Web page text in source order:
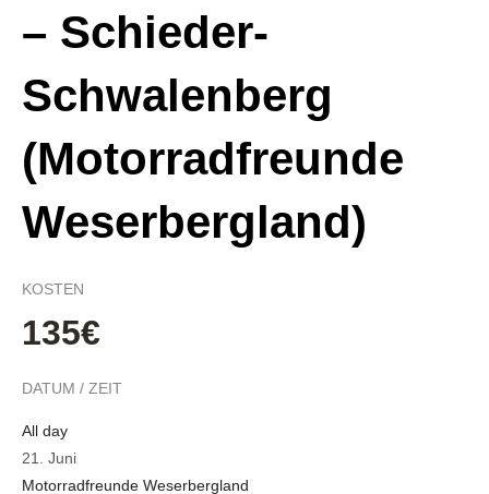
– Schieder-
Schwalenberg
(Motorradfreunde
Weserbergland)
KOSTEN
135€
DATUM / ZEIT
All day
21. Juni
Motorradfreunde Weserbergland